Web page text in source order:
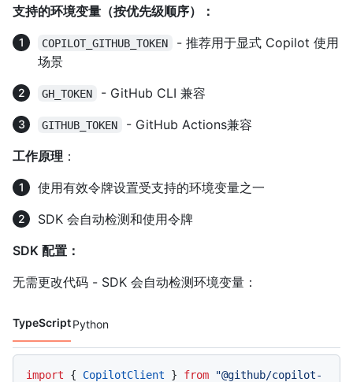
支持的环境变量（按优先级顺序）：
COPILOT_GITHUB_TOKEN
- 推荐用于显式 Copilot 使用
场景
GH_TOKEN - GitHub CLI 兼容
GITHUB_TOKEN
- GitHub Actions兼容
工作原理 ：
使用有效令牌设置受支持的环境变量之一
SDK 会自动检测和使用令牌
SDK 配置：
无需更改代码 - SDK 会自动检测环境变量：
代码语言 navigation
TypeScriptPython
import { CopilotClient } from
"@github/copilot-